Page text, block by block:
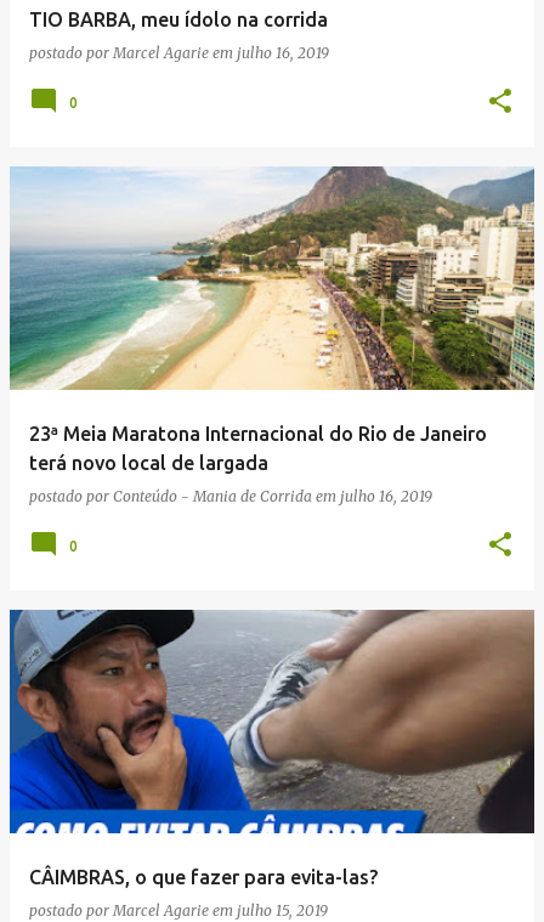
TIO BARBA, meu ídolo na corrida
postado porMarcel Agarie em julho 16, 2019
0
23ª Meia Maratona Internacional do Rio de Janeiro
terá novo local de largada
postado por Conteúdo - Mania de Corrida em julho 16, 2019
0
CÂIMBRAS, o que fazer para evita-las?
postado porMarcel Agarie em julho 15, 2019